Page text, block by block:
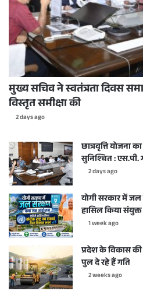
मुख्य सचिव ने स्वतंत्रता दिवस
विस्तृत समीक्षा की
2 days ago
छात्रवृत्ति योजना
सुनिश्चित : एस.पी.
2 days ago
योगी सरकार में
हासिल किया
1 week ago
प्रदेश के विकास
पुल दे रहे हैं गति
2 weeks ago